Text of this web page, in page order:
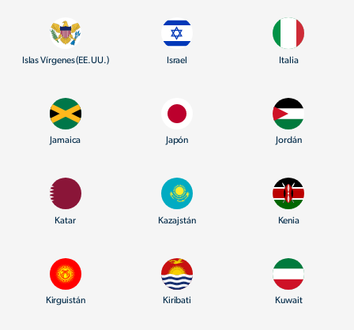
Islas Vírgenes (EE.UU.) Israel Italia
Jamaica Japón Jordán
Katar Kazajstán Kenia
Kirguistán Kiribati Kuwait